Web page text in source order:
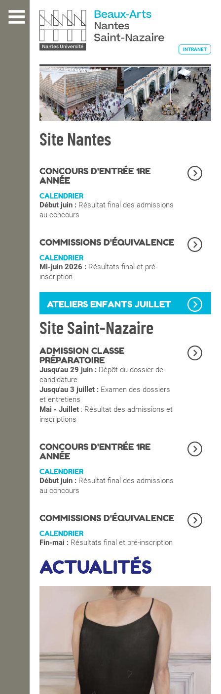
contenu
L'ÉCOLE
ENSEIGNEMENT
INTERNATIONAL
COURS PUBLICS
OPEN SCHOOL
CONTACTS
INTRANET
Site Nantes
CONCOURS D'ENTRÉE 1RE
ANNÉE
CALENDRIER
Début juin : Résultat final des admissions
au concours
COMMISSIONS D'ÉQUIVALENCE
CALENDRIER
Mi-juin 2026 : Résultats final et pré-
inscription
ATELIERS ENFANTS JUILLET
Site Saint-Nazaire
ADMISSION CLASSE
PRÉPARATOIRE
Jusqu'au 29 juin : Dépôt du dossier de
candidature
Jusqu'au 3 juillet : Examen des dossiers
et entretiens
Mai - Juillet : Résultat des admissions et
inscriptions
CONCOURS D'ENTRÉE 1RE
ANNÉE
CALENDRIER
Début juin : Résultat final des admissions
au concours
COMMISSIONS D'ÉQUIVALENCE
CALENDRIER
Fin-mai : Résultats final et pré-inscription
ACTUALITÉS